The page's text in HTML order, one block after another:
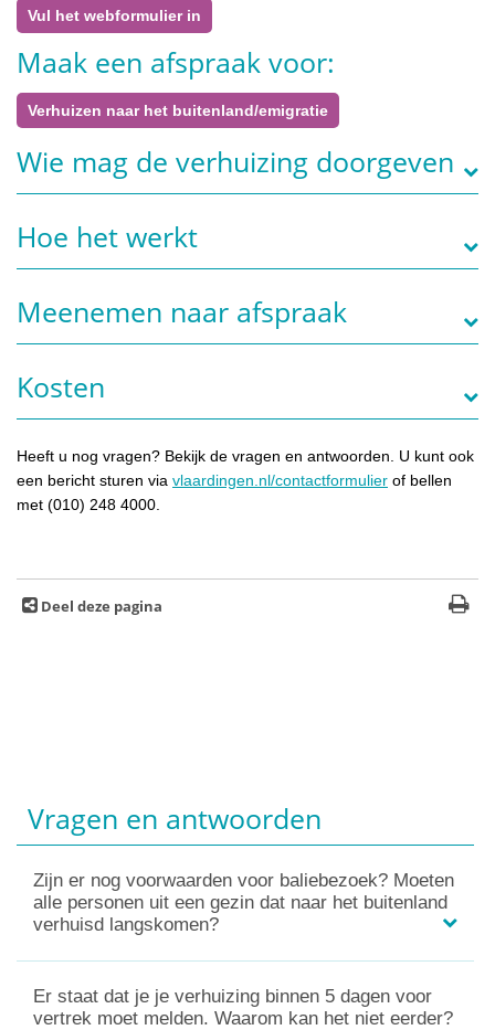
Vul het webformulier in
Maak een afspraak voor:
Verhuizen naar het buitenland/emigratie
Wie mag de verhuizing doorgeven
Hoe het werkt
Meenemen naar afspraak
Kosten
Heeft u nog vragen? Bekijk de vragen en antwoorden. U kunt ook
een bericht sturen via vlaardingen.nl/contactformulier of bellen
met (010) 248 4000.
Deel deze pagina
Vragen en antwoorden
Zijn er nog voorwaarden voor baliebezoek? Moeten
alle personen uit een gezin dat naar het buitenland
verhuisd langskomen?
Er staat dat je je verhuizing binnen 5 dagen voor
vertrek moet melden. Waarom kan het niet eerder?